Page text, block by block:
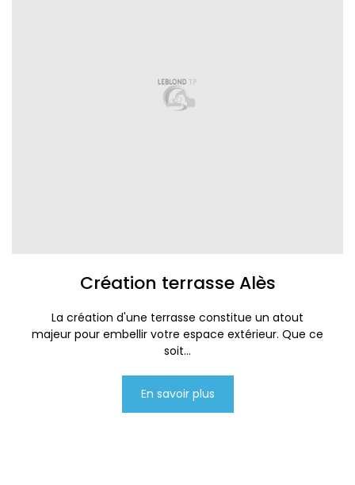
Création terrasse Alès
La création d'une terrasse constitue un atout
majeur pour embellir votre espace extérieur. Que ce
soit...
En savoir plus